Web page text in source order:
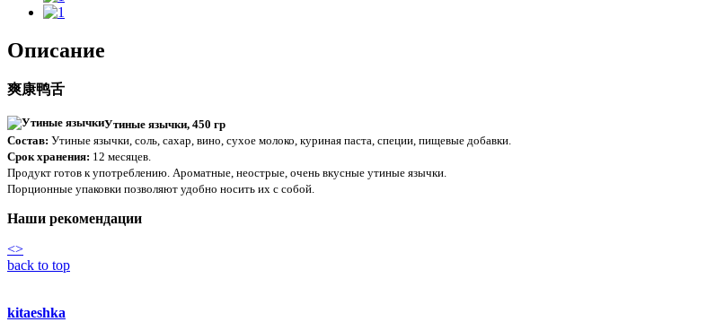
Описание
爽康鸭舌
Утиные язычки, 450 гр
Состав: Утиные язычки, соль, сахар, вино, сухое молоко, куриная паста, специи, пищевые добавки.
Срок хранения: 12 месяцев.
Продукт готов к употреблению. Ароматные, неострые, очень вкусные утиные язычки.
Порционные упаковки позволяют удобно носить их с собой.
Наши рекомендации
<>
back to top
kitaeshka